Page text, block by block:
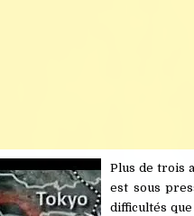
Plus de trois
est sous
difficultés